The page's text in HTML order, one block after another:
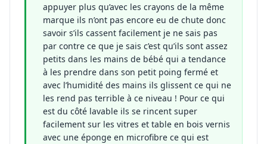
appuyer plus qu’avec les crayons de la même
marque ils n’ont pas encore eu de chute donc
savoir s’ils cassent facilement je ne sais pas
par contre ce que je sais c’est qu’ils sont assez
petits dans les mains de bébé qui a tendance
à les prendre dans son petit poing fermé et
avec l’humidité des mains ils glissent ce qui ne
les rend pas terrible à ce niveau ! Pour ce qui
est du côté lavable ils se rincent super
facilement sur les vitres et table en bois vernis
avec une éponge en microfibre ce qui est